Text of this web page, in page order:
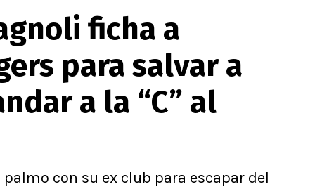
por el mundo
Fútbol Argentino
Fútbol Brasileño
ficha a
para salvar a
a la “C” al
con su ex club para escapar del